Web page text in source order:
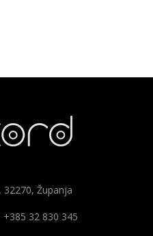
32270, Županja
+385 32 830 345